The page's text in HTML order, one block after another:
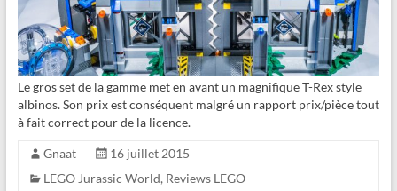
Le gros set de la gamme met en avant un magnifique T-Rex style
albinos. Son prix est conséquent malgré un rapport prix/pièce tout
à fait correct pour de la licence.
Gnaat
16 juillet 2015
LEGO Jurassic World, Reviews LEGO